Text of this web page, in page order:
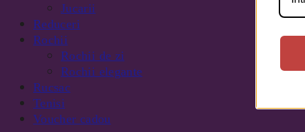
Jucarii
Reduceri
Rochii
Rochii de zi
Rochii elegante
Rucsac
Tenisi
Voucher cadou